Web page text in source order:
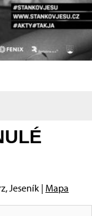
Jeseník | Mapa